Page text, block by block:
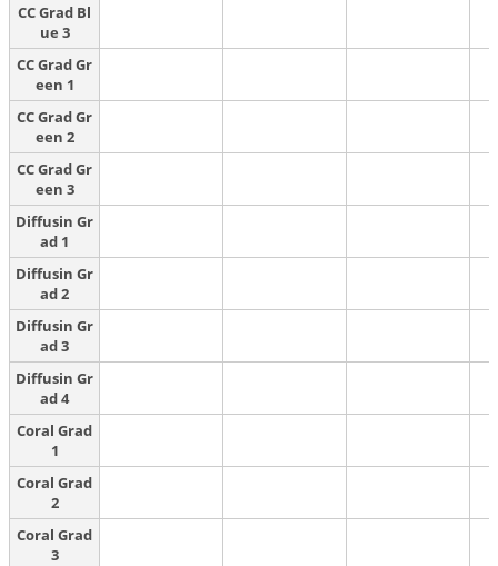
CC Grad Bl
ue 3
CC Grad Gr
een 1
CC Grad Gr
een 2
CC Grad Gr
een 3
Diffusin Gr
ad 1
Diffusin Gr
ad 2
Diffusin Gr
ad 3
Diffusin Gr
ad 4
Coral Grad
1
Coral Grad
2
Coral Grad
3